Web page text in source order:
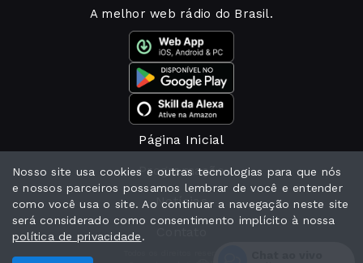
A melhor web rádio do Brasil.
Página Inicial
Programação
Notícias
Nosso site usa cookies e outras tecnologias para que nós
e nossos parceiros possamos lembrar de você e entender
como você usa o site. Ao continuar a navegação neste site
será considerado como consentimento implícito à nossa
política de privacidade.